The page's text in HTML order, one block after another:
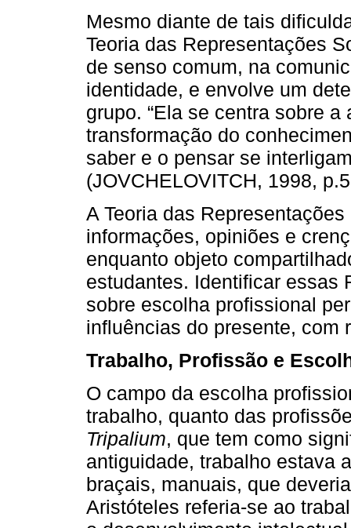
Mesmo diante de tais
Teoria das Representações
de senso comum, na
identidade, e envolve um
grupo. “Ela se centra sobre
transformação do
saber e o pensar se
(JOVCHELOVITCH, 1998,
A Teoria das
informações, opiniões e
enquanto objeto
estudantes. Identificar essas
sobre escolha profissional
influências do presente, com
Trabalho, Profissão e
O campo da escolha
trabalho, quanto das
Tripalium, que tem como
antiguidade, trabalho estava
braçais, manuais, que
Aristóteles referia-se ao